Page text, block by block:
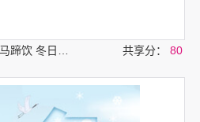
共享分： 80